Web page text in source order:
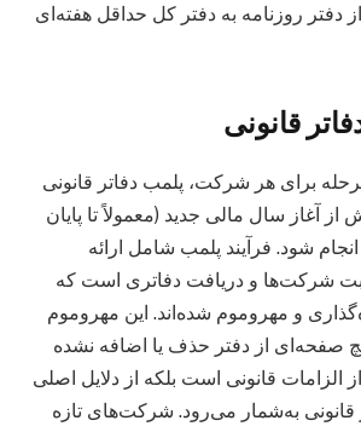
دفتر روزنامه به دفتر کل حداقل هفته‌ای
قانونی
برای هر شرکت، پلمب دفاتر قانونی
از آغاز سال مالی جدید (معمولاً تا پایان
شود. فرآیند پلمب شامل ارائه
شرکت‌ها و دریافت دفاتری است که
و مهروموم شده‌اند. این مهروموم
صفحه‌ای از دفتر حذف یا اضافه نشده
الزامات قانونی است بلکه از دلایل اصلی
قانونی به‌شمار می‌رود. شرکت‌های تازه